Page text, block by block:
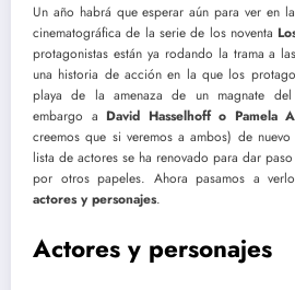
Un año habrá que esperar aún para ver en
cinematográfica de la serie de los noventa
protagonistas están ya rodando la trama a
una historia de acción en la que los
playa de la amenaza de un magnate
embargo a David Hasselhoff o Pamela
creemos que si veremos a ambos) de
lista de actores se ha renovado para dar
por otros papeles. Ahora pasamos a
actores y personajes.
Actores y personajes